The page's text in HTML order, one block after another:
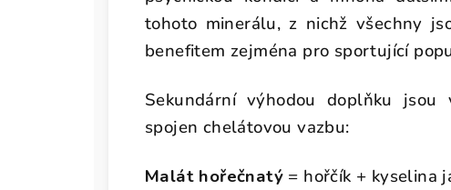
tohoto minerálu, z nichž všechny
benefitem zejména pro sportující
Sekundární výhodou doplňku
spojen chelátovou vazbu:
Malát hořečnatý = hořčík + kyselina